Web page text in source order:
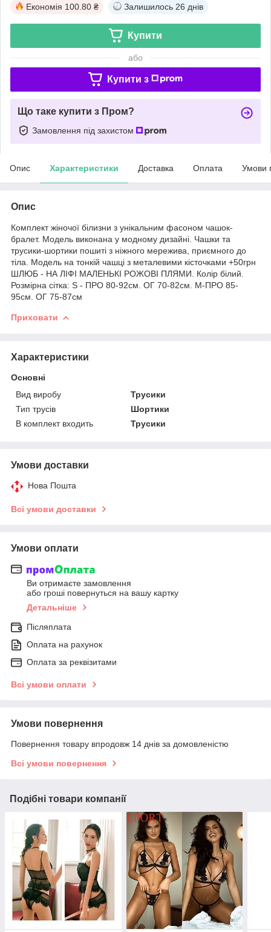
Економія 100.80 ₴ Залишилось 26 днів
Купити
або
Купити з
Що таке купити з Пром?
Замовлення під захистом
Опис Характеристики Доставка Оплата Умови
Опис
Комплект жіночої білизни з унікальним фасоном чашок-
бралет. Модель виконана у модному дизайні. Чашки та
трусики-шортики пошиті з ніжного мережива, приємного до
тіла. Модель на тонкій чашці з металевими кісточками +50грн
ШЛЮБ - НА ЛІФІ МАЛЕНЬКІ РОЖОВІ ПЛЯМИ. Колір білий.
Розмірна сітка: S - ПРО 80-92см. ОГ 70-82см. M-ПРО 85-
95см. ОГ 75-87см
Приховати
Характеристики
Основні
Вид виробу
Трусики
Тип трусів
Шортики
В комплект входить
Трусики
Умови доставки
Нова Пошта
Всі умови доставки
Умови оплати
Ви отримаєте замовлення
або гроші повернуться на вашу картку
Детальніше
Післяплата
Оплата на рахунок
Оплата за реквізитами
Всі умови оплати
Умови повернення
Повернення товару впродовж 14 днів за домовленістю
Всі умови повернення
Подібні товари компанії